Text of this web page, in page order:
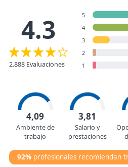
4.3
2.888 Evaluaciones
5
4
3
2
1
4,09
Ambiente de
trabajo
3,81
Salario y
prestaciones
92% profesionales recomiendan